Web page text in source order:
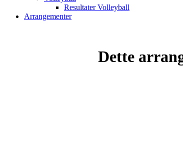
Resultater Volleyball
Arrangementer
Dette